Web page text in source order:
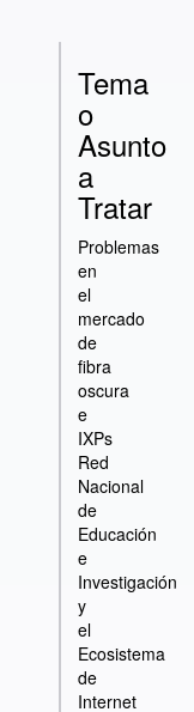
Tema
o
Asunto
a
Tratar
Problemas
en
el
mercado
de
fibra
oscura
e
IXPs
Red
Nacional
de
Educación
e
Investigación
y
el
Ecosistema
de
Internet